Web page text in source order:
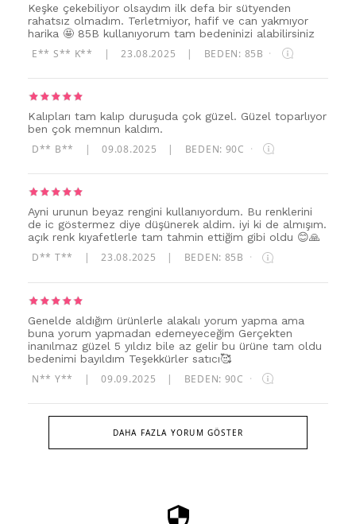
Keşke çekebiliyor olsaydım ilk defa bir sütyenden
rahatsız olmadım. Terletmiyor, hafif ve can yakmıyor
harika 🤩 85B kullanıyorum tam bedeninizi alabilirsiniz
E** S** K** | 23.08.2025 | BEDEN: 85B ·
Kalıpları tam kalıp duruşuda çok güzel. Güzel toparlıyor
ben çok memnun kaldım.
D** B** | 09.08.2025 | BEDEN: 90C ·
Ayni urunun beyaz rengini kullanıyordum. Bu renklerini
de ic göstermez diye düşünerek aldim. iyi ki de almışım.
açık renk kıyafetlerle tam tahmin ettiğim gibi oldu 😊🙏
D** T** | 23.08.2025 | BEDEN: 85B ·
Genelde aldığım ürünlerle alakalı yorum yapma ama
buna yorum yapmadan edemeyeceğim Gerçekten
inanılmaz güzel 5 yıldız bile az gelir bu ürüne tam oldu
bedenimi bayıldım Teşekkürler satıcı🥰
N** Y** | 09.09.2025 | BEDEN: 90C ·
DAHA FAZLA YORUM GÖSTER